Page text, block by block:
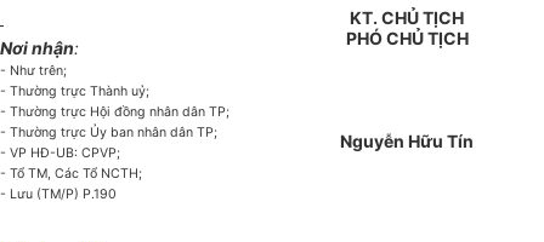
Nơi nhận:
- Như trên;
- Thường trực Thành uỷ;
- Thường trực Hội đồng nhân dân TP;
- Thường trực Ủy ban nhân dân TP;
- VP HĐ-UB: CPVP;
- Tổ TM, Các Tổ NCTH;
- Lưu (TM/P) P.190
KT. CHỦ TỊCH
PHÓ CHỦ TỊCH
Nguyễn Hữu Tín